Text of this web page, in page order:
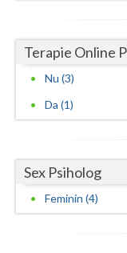
Terapie Online
Nu (3)
Da (1)
Sex Psiholog
Feminin (4)